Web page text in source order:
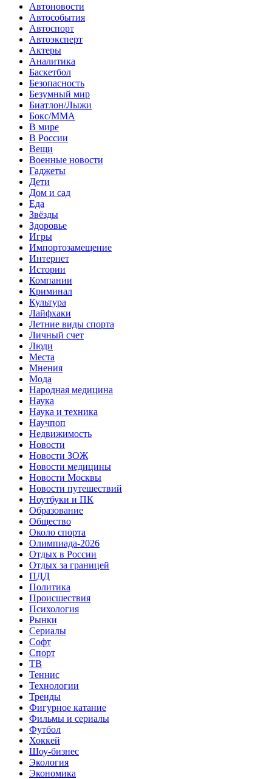
Автоновости
Автособытия
Автоспорт
Автоэксперт
Актеры
Аналитика
Баскетбол
Безопасность
Безумный мир
Биатлон/Лыжи
Бокс/MMA
В мире
В России
Вещи
Военные новости
Гаджеты
Дети
Дом и сад
Еда
Звёзды
Здоровье
Игры
Импортозамещение
Интернет
Истории
Компании
Криминал
Культура
Лайфхаки
Летние виды спорта
Личный счет
Люди
Места
Мнения
Мода
Народная медицина
Наука
Наука и техника
Научпоп
Недвижимость
Новости
Новости ЗОЖ
Новости медицины
Новости Москвы
Новости путешествий
Ноутбуки и ПК
Образование
Общество
Около спорта
Олимпиада-2026
Отдых в России
Отдых за границей
ПДД
Политика
Происшествия
Психология
Рынки
Сериалы
Софт
Спорт
ТВ
Теннис
Технологии
Тренды
Фигурное катание
Фильмы и сериалы
Футбол
Хоккей
Шоу-бизнес
Экология
Экономика